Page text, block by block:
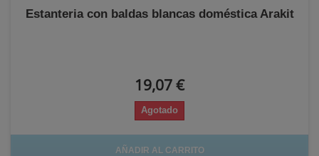
Estanteria con baldas blancas doméstica Arakit
19,07 €
Agotado
AÑADIR AL CARRITO